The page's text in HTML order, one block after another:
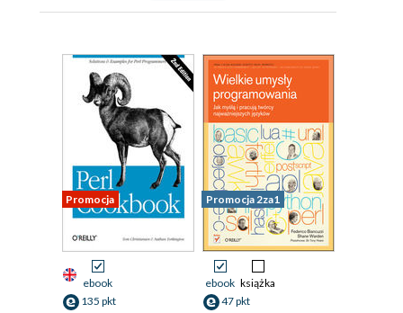
Promocja
ebook
135 pkt
Promocja 2za1
ebook książka
47 pkt